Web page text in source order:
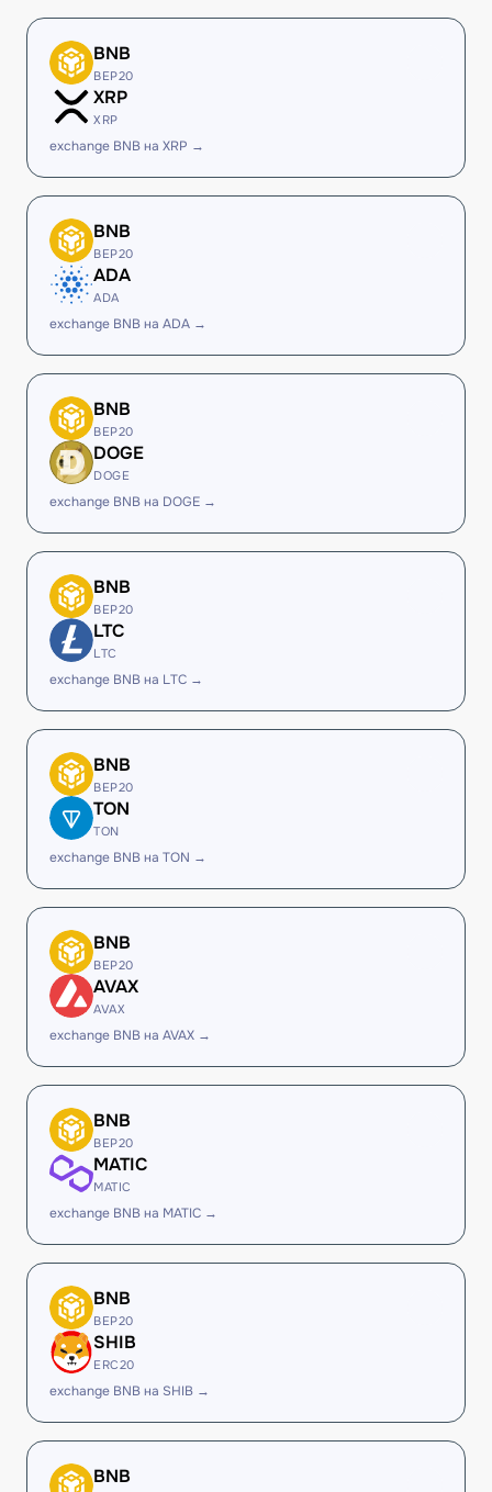
BNB
BEP20
XRP
XRP
exchange BNB на XRP →
BNB
BEP20
ADA
ADA
exchange BNB на ADA →
BNB
BEP20
DOGE
DOGE
exchange BNB на DOGE →
BNB
BEP20
LTC
LTC
exchange BNB на LTC →
BNB
BEP20
TON
TON
exchange BNB на TON →
BNB
BEP20
AVAX
AVAX
exchange BNB на AVAX →
BNB
BEP20
MATIC
MATIC
exchange BNB на MATIC →
BNB
BEP20
SHIB
ERC20
exchange BNB на SHIB →
BNB